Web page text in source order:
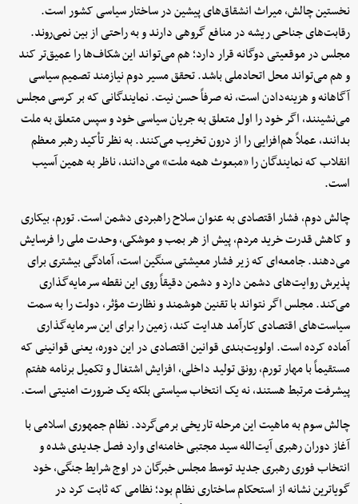
نخستین چالش، میراث انشقاق‌های پیشین در ساختار سیاسی کشور است.
رقابت‌های جناحی ریشه در منافع گروهی دارند و به راحتی از بین نمی‌روند.
مجلس در موقعیتی دوگانه قرار دارد؛ هم می‌تواند این شکاف‌ها را عمیق‌تر کند
و هم می‌تواند محل اتحادملی باشد. تحقق مسیر دوم نیازمند تصمیم سیاسی
آگاهانه و هزینه‌دادن است، نه صرفاً حسن نیت. نمایندگانی که بر کرسی مجلس
می‌نشینند، اگر خود را اول متعلق به جریان سیاسی خود و سپس متعلق به ملت
بدانند، عملاً هم‌افزایی را از درون تخریب می‌کنند. به نظر تأکید رهبر معظم
انقلاب که نمایندگان را «مبعوث همه ملت» می‌دانند، ناظر به همین آسیب
است.
چالش دوم، فشار اقتصادی به عنوان سلاح راهبردی دشمن است. تورم، بیکاری
و کاهش قدرت خرید مردم، پیش از هر بمب و موشکی، وحدت ملی را فرسایش
می‌دهند. جامعه‌ای که زیر فشار معیشتی سنگین است، آمادگی بیشتری برای
پذیرش روایت‌های دشمن دارد و دشمن دقیقاً روی این نقطه سرمایه‌گذاری
می‌کند. مجلس اگر نتواند با تقنین هوشمند و نظارت مؤثر، دولت را به سمت
سیاست‌های اقتصادی کارآمد هدایت کند، زمین را برای این سرمایه‌گذاری
آماده کرده است. اولویت‌بندی قوانین اقتصادی در این دوره، یعنی قوانینی که
مستقیماً با مهار تورم، رونق تولید داخلی، افزایش اشتغال و تکمیل برنامه هفتم
پیشرفت مرتبط هستند، نه یک انتخاب سیاستی بلکه یک ضرورت امنیتی است.
چالش سوم به ماهیت این مرحله تاریخی برمی‌گردد. نظام جمهوری اسلامی با
آغاز دوران رهبری آیت‌الله سید مجتبی خامنه‌ای وارد فصل جدیدی شده و
انتخاب فوری رهبری جدید توسط مجلس خبرگان در اوج شرایط جنگی، خود
گویاترین نشانه از استحکام ساختاری نظام بود؛ نظامی که ثابت کرد در